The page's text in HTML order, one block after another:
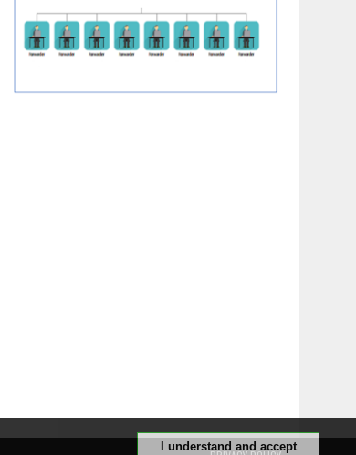
I understand and accept